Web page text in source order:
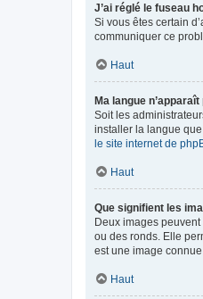
J’ai réglé le fuseau
Si vous êtes certain
communiquer ce
Haut
Ma langue
Soit les
installer la langue
le site internet de
Haut
Que signifient les
Deux images
ou des ronds. Elle
est une image
Haut